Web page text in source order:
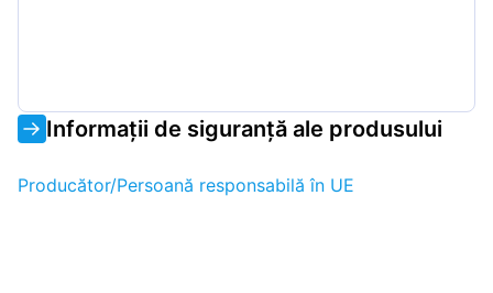
Informații de siguranță ale produsului
Producător/Persoană responsabilă în UE